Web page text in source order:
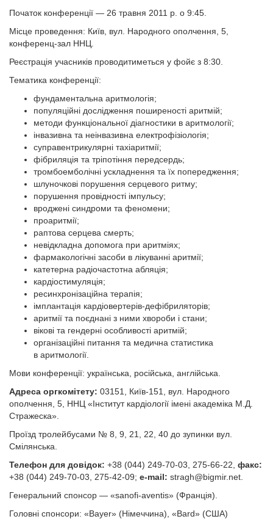
Початок конференції — 26 травня 2011 р. о 9:45.
Місце проведення: Київ, вул. Народного ополчення, 5,
конференц-зал ННЦ.
Реєстрація учасників проводитиметься у фойє з 8:30.
Тематика конференції:
фундаментальна аритмологія;
популяційні дослідження поширеності аритмій;
методи функціональної діагностики в аритмології;
інвазивна та неінвазивна електрофізіологія;
суправентрикулярні тахіаритмії;
фібриляція та тріпотіння передсердь;
тромбоемболічні ускладнення та їх попередження;
шлуночкові порушення серцевого ритму;
порушення провідності імпульсу;
вроджені синдроми та феномени;
проаритмії;
раптова серцева смерть;
невідкладна допомога при аритміях;
фармакологічні засоби в лікуванні аритмії;
катетерна радіочастотна абляція;
кардіостимуляція;
ресинхронізаційна терапія;
імплантація кардіовертерів-дефібриляторів;
аритмії та поєднані з ними хвороби і стани;
вікові та гендерні особливості аритмій;
організаційні питання та медична статистика
в аритмології.
Мови конференції: українська, російська, англійська.
Адреса оргкомітету: 03151, Київ-151, вул. Народного
ополчення, 5, ННЦ «Інститут кардіології імені академіка М.Д.
Стражеска».
Проїзд тролейбусами № 8, 9, 21, 22, 40 до зупинки вул.
Смілянська.
Телефон для довідок: +38 (044) 249-70-03, 275-66-22, факс:
+38 (044) 249-70-03, 275-42-09; е-mail: stragh@bigmir.net
Генеральний спонсор — «sanofi-aventis» (Франція).
Головні спонсори: «Bayer» (Німеччина), «Bard» (США)